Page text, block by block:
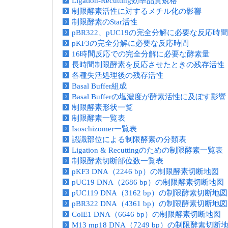
制限酵素活性に対するメチル化の影響
制限酵素のStar活性
pBR322、pUC19の完全分解に必要な反応時間
pKF3の完全分解に必要な反応時間
16時間反応での完全分解に必要な酵素量
長時間制限酵素を反応させたときの残存活性
各種失活処理後の残存活性
Basal Buffer組成
Basal Bufferの塩濃度が酵素活性に及ぼす影響
制限酵素形状一覧
制限酵素一覧表
Isoschizomer一覧表
認識部位による制限酵素の分類表
Ligation & Recuttingのための制限酵素一覧表
制限酵素切断部位数一覧表
pKF3 DNA（2246 bp）の制限酵素切断地図
pUC19 DNA（2686 bp）の制限酵素切断地図
pUC119 DNA（3162 bp）の制限酵素切断地図
pBR322 DNA（4361 bp）の制限酵素切断地図
ColE1 DNA（6646 bp）の制限酵素切断地図
M13 mp18 DNA（7249 bp）の制限酵素切断